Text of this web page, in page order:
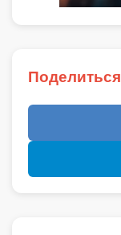
Поделиться